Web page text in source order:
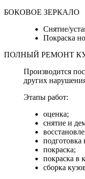
БОКОВОЕ ЗЕРКАЛО
Снятие/
Покраска
ПОЛНЫЙ РЕМОНТ
Производится
других
Этапы работ:
оценка;
снятие и
подготовка
покраска;
покраска в
сборка